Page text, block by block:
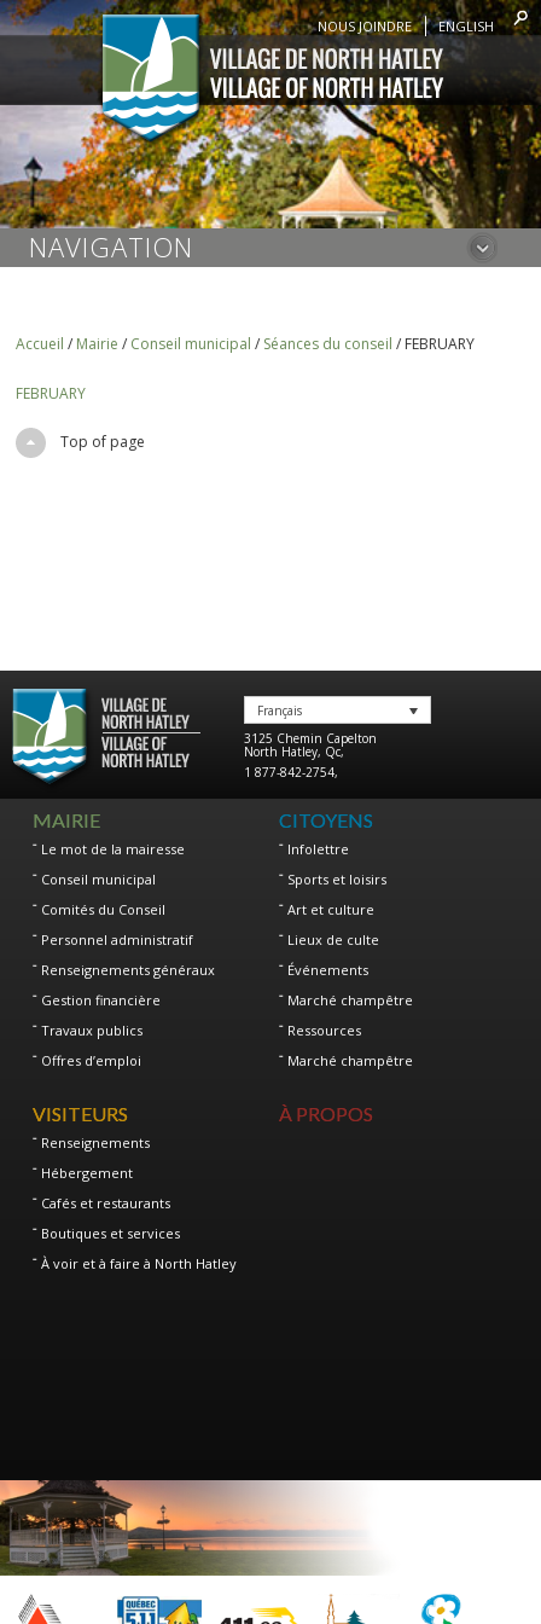
NOUS JOINDRE ENGLISH
NAVIGATION
Accueil / Mairie / Conseil municipal / Séances du conseil / FEBRUARY
FEBRUARY
Top of page
Français
3125 Chemin Capelton
North Hatley, Qc,
1 877-842-2754,
MAIRIE
Le mot de la mairesse
Conseil municipal
Comités du Conseil
Personnel administratif
Renseignements généraux
Gestion financière
Travaux publics
Offres d’emploi
CITOYENS
Infolettre
Sports et loisirs
Art et culture
Lieux de culte
Événements
Marché champêtre
Ressources
Marché champêtre
VISITEURS
Renseignements
Hébergement
Cafés et restaurants
Boutiques et services
À voir et à faire à North Hatley
À PROPOS